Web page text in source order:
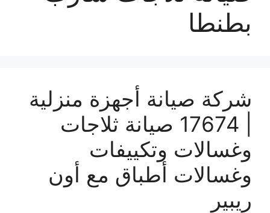
بطنطا
شركة صيانة أجهزة منزلية
| 17674 صيانة ثلاجات
وغسالات وتكييفات
وغسالات أطباق مع أون
ريبير